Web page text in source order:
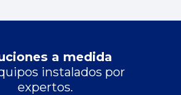
a medida
instalados por
expertos.